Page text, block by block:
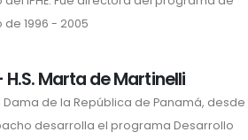
de 1996 - 2005
H.S. Marta de Martinelli
Dama de la República de Panamá, desde
desarrolla el programa Desarrollo